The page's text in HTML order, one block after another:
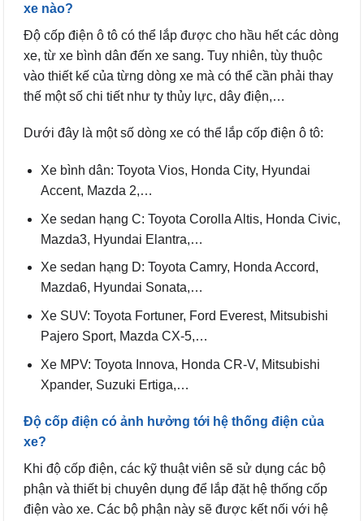
xe nào?
Độ cốp điện ô tô có thể lắp được cho hầu hết các dòng
xe, từ xe bình dân đến xe sang. Tuy nhiên, tùy thuộc
vào thiết kế của từng dòng xe mà có thể cần phải thay
thế một số chi tiết như ty thủy lực, dây điện,…
Dưới đây là một số dòng xe có thể lắp cốp điện ô tô:
Xe bình dân: Toyota Vios, Honda City, Hyundai
Accent, Mazda 2,…
Xe sedan hạng C: Toyota Corolla Altis, Honda Civic,
Mazda3, Hyundai Elantra,…
Xe sedan hạng D: Toyota Camry, Honda Accord,
Mazda6, Hyundai Sonata,…
Xe SUV: Toyota Fortuner, Ford Everest, Mitsubishi
Pajero Sport, Mazda CX-5,…
Xe MPV: Toyota Innova, Honda CR-V, Mitsubishi
Xpander, Suzuki Ertiga,…
Độ cốp điện có ảnh hưởng tới hệ thống điện của
xe?
Khi độ cốp điện, các kỹ thuật viên sẽ sử dụng các bộ
phận và thiết bị chuyên dụng để lắp đặt hệ thống cốp
điện vào xe. Các bộ phận này sẽ được kết nối với hệ